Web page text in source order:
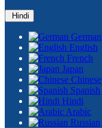
Hindi
German
English
French
Japan
Chinese
Spanish
Hindi
Arabic
Russian